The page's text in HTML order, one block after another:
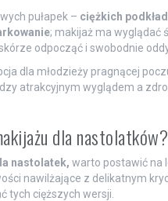
pułapek – ciężkich
; makijaż ma wyglądać
odpocząć i swobodnie
dla młodzieży pragnącej
atrakcyjnym wyglądem a
dla nastolatków?
nastolatek, warto postawić na
nawilżające z delikatnym
tych cięższych wersji.